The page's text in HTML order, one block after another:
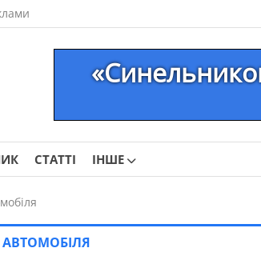
СТАТТІ ІНШЕ